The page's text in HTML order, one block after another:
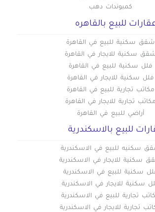
كمبوندات دهب
للبيع بالقاهره
شقق سكنية للبيع في القاهرة
سكنية للايجار في القاهرة
فلل سكنية للبيع في القاهرة
فلل سكنية للايجار في القاهرة
مكاتب تجارية للبيع في القاهرة
مكاتب تجارية للايجار في القاهرة
أراضي للبيع في القاهرة
للبيع بالاسكندرية
سكنيه للبيع في الاسكندرية
سكنية للايجار في الاسكندرية
سكنية للبيع في الاسكندرية
سكنية للايجار في الاسكندرية
تجارية للبيع في الاسكندرية
تجارية للايجار في الاسكندرية